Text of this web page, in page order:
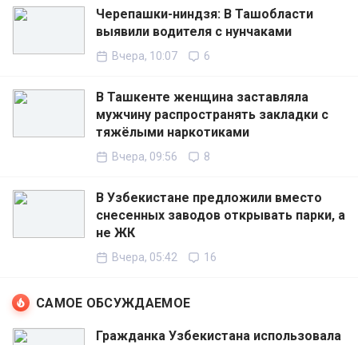
Черепашки-ниндзя: В Ташобласти
выявили водителя с нунчаками
Вчера, 10:07 6
В Ташкенте женщина заставляла
мужчину распространять закладки с
тяжёлыми наркотиками
Вчера, 09:56 8
В Узбекистане предложили вместо
снесенных заводов открывать парки, а
не ЖК
Вчера, 05:42 16
САМОЕ ОБСУЖДАЕМОЕ
Гражданка Узбекистана использовала